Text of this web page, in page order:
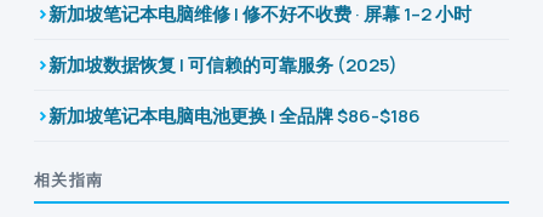
新加坡笔记本电脑维修 | 修不好不收费 · 屏幕 1–2 小时
新加坡数据恢复 | 可信赖的可靠服务 (2025)
新加坡笔记本电脑电池更换 | 全品牌 $86-$186
相关指南